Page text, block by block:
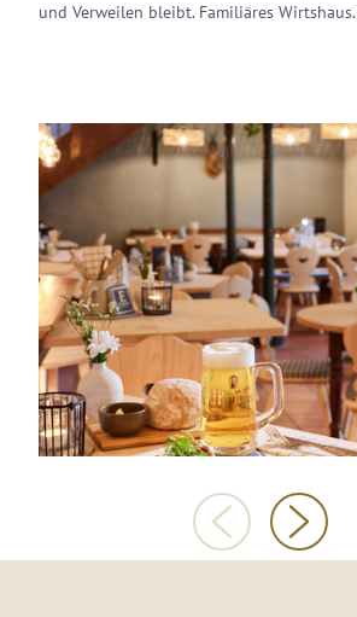
und Verweilen bleibt. Familiäres Wirtshaus.